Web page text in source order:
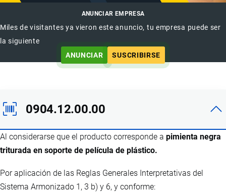
ANUNCIAR EMPRESA
Miles de visitantes ya vieron este anuncio, tu empresa puede ser
la siguiente
ANUNCIAR
SUSCRIBIRSE
0904.12.00.00
Al considerarse que el producto corresponde a pimienta negra
triturada en soporte de película de plástico.
Por aplicación de las Reglas Generales Interpretativas del
Sistema Armonizado 1, 3 b) y 6, y conforme: